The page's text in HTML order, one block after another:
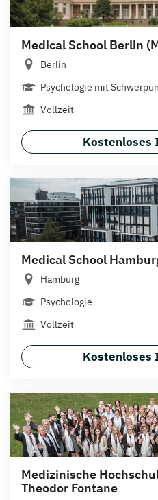
Medical School Berlin
Berlin
Psychologie mit
Vollzeit
Kostenloses
Medical School
Hamburg
Psychologie
Vollzeit
Kostenloses
Medizinische
Theodor Fontane